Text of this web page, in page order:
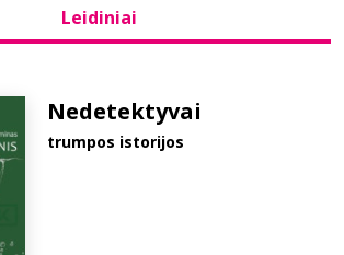
Leidiniai
Nedetektyvai
trumpos istorijos